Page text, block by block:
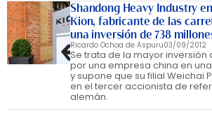
Shandong Heavy Industry
Kion, fabricante de las
una inversión de 738
Ricardo Ochoa de Aspuru03/09/2012
Se trata de la mayor
por una empresa china en
y supone que su filial Weichai
en el tercer accionista de
alemán.